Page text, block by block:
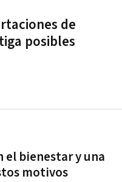
de
posibles
el bienestar y una
motivos